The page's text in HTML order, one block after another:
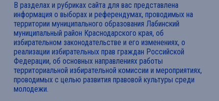
В разделах и рубриках сайта для вас представлена
информация о выборах и референдумах, проводимых на
территории муниципального образования Лабинский
муниципальный район Краснодарского края, об
избирательном законодательстве и его изменениях, о
реализации избирательных прав граждан Российской
Федерации, об основных направлениях работы
территориальной избирательной комиссии и мероприятиях,
проводимых с целью развития правовой культуры среди
молодежи.